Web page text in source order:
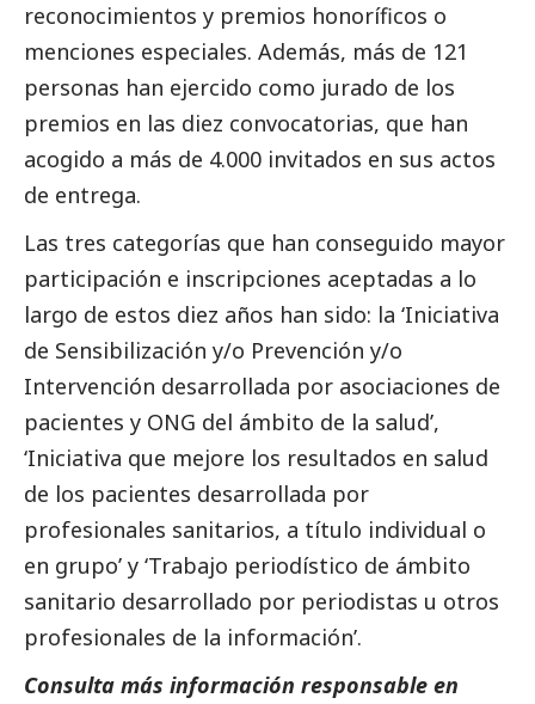
reconocimientos y premios honoríficos o
menciones especiales. Además, más de 121
personas han ejercido como jurado de los
premios en las diez convocatorias, que han
acogido a más de 4.000 invitados en sus actos
de entrega.
Las tres categorías que han conseguido mayor
participación e inscripciones aceptadas a lo
largo de estos diez años han sido: la ‘Iniciativa
de Sensibilización y/o Prevención y/o
Intervención desarrollada por asociaciones de
pacientes y ONG del ámbito de la salud’,
‘Iniciativa que mejore los resultados en salud
de los pacientes desarrollada por
profesionales sanitarios, a título individual o
en grupo’ y ‘Trabajo periodístico de ámbito
sanitario desarrollado por periodistas u otros
profesionales de la información’.
Consulta más información responsable en